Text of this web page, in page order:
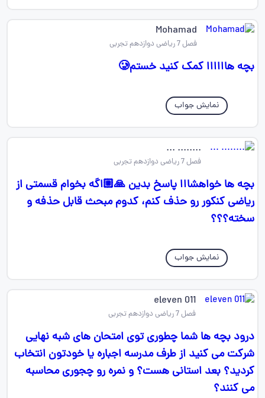
Mohamad
فصل 7 ریاضی دوازدهم تجربی
بچه هاااااا کمک کنید خستم🥲
نمایش جواب
........ ...
فصل 7 ریاضی دوازدهم تجربی
بچه ها خواهشااا پاسخ بدین 🙏🏼اگه بخوام قسمتی از
ریاضی کنکور رو حذف کنم، کدوم مبحث قابل حذفه و
سخته؟؟؟
نمایش جواب
011 eleven
فصل 7 ریاضی دوازدهم تجربی
درود بچه ها شما چطوری توی امتحان های شبه نهایی
شرکت می کنید از طرف مدرسه اجباره یا خودتون انتخاب
کردید؟ بعد استانی هست؟ و نمره رو چجوری محاسبه
می کنند؟